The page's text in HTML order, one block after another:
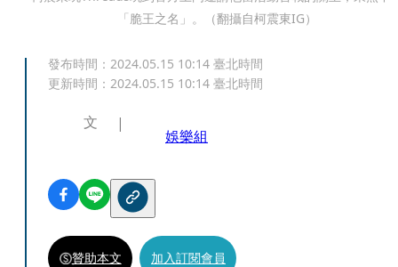
「脆王之名」。（翻攝自柯震東IG）
發布時間： 2024.05.15 10:14 臺北時間
更新時間： 2024.05.15 10:14 臺北時間
文
娛樂組
贊助本文 加入訂閱會員